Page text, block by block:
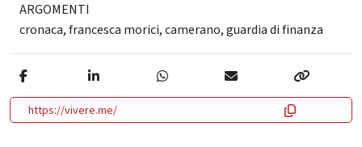
ARGOMENTI
cronaca,francesca morici,camerano,guardia di finanza
https://vivere.me/